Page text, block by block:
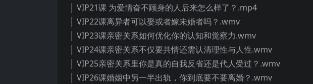
│ VIP21课 为爱情奋不顾身的人后来怎么样了？.mp4
│ VIP22课离异者可以娶或者嫁未婚者吗？.wmv
│ VIP23课亲密关系如何优化你的认知和觉察力.wmv
│ VIP24课亲密关系不仅要共情还需认清理性与人性.wmv
│ VIP25亲密关系里你是真的自我反省还是代人受过？.wmv
│ VIP26课婚姻中另一半出轨，你到底要不要离婚？.wmv